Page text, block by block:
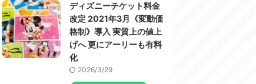
ディズニーチケット料金
改定 2021年3月《変動価
格制》導入 実質上の値上
げへ 更にアーリーも有料
化
2026/3/29